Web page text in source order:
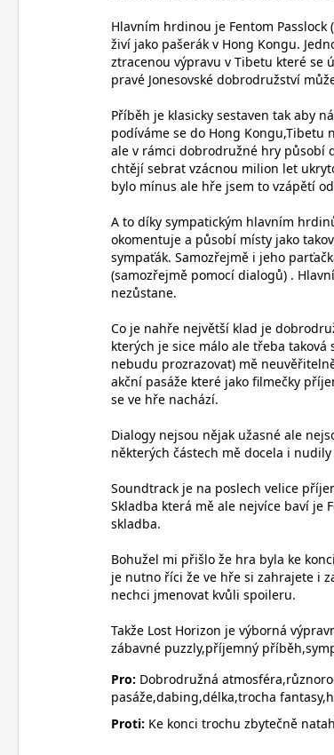
Hlavním hrdinou je Fentom Passlock
živí jako pašerák v Hong Kongu.
ztracenou výpravu v Tibetu které se
pravé Jonesovské dobrodružství
Příběh je klasicky sestaven tak aby
podíváme se do Hong Kongu,Tibetu
ale v rámci dobrodružné hry působí
chtějí sebrat vzácnou milion let
bylo mínus ale hře jsem to vzápětí
A to díky sympatickým hlavním
okomentuje a působí místy jako
sympaťák. Samozřejmě i jeho
(samozřejmě pomocí dialogů) .
nezůstane.
Co je nahře největší klad je
kterých je sice málo ale třeba taková
nebudu prozrazovat) mě
akční pasáže které jako filmečky
se ve hře nachází.
Dialogy nejsou nějak užasné ale
některých částech mě docela i
Soundtrack je na poslech velice
Skladba která mě ale nejvíce baví je
skladba.
Bohužel mi přišlo že hra byla ke
je nutno říci že ve hře si zahrajete i
nechci jmenovat kvůli spoileru.
Takže Lost Horizon je výborná
zábavné puzzly,příjemný
Pro: Dobrodružná
pasáže,dabing,délka,trocha
Proti: Ke konci trochu zbytečně